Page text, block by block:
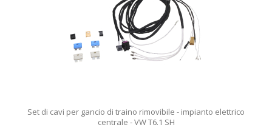
Set di cavi per gancio di traino rimovibile - impianto elettrico
centrale - VW T6.1 SH